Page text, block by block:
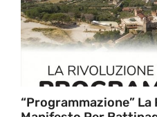
“Programmazione” La